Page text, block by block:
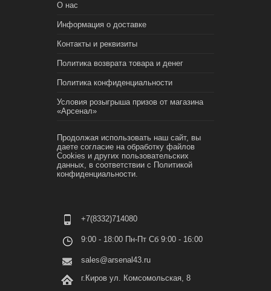
О нас
Информация о доставке
Контакты и реквизиты
Политика возврата товара и денег
Политика конфиденциальности
Условия розыгрыша призов от магазина
«Арсенал»
Продолжая использовать наш сайт, вы
даете согласие на обработку файлов
Cookies и других пользовательских
данных, в соответствии с Политикой
конфиденциальности.
+7(8332)714080
9:00 - 18:00 Пн-Пт Сб 9:00 - 16:00
sales@arsenal43.ru
г.Киров ул. Комсомольская, 8